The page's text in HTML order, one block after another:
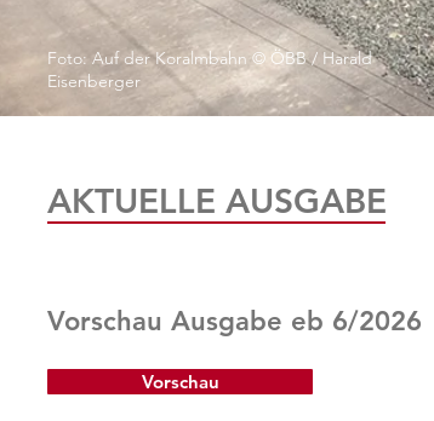
Foto: Auf der Koralmbahn © ÖBB / Harald
Eisenberger
AKTUELLE AUSGABE
Vorschau Ausgabe eb 6/2026
Vorschau